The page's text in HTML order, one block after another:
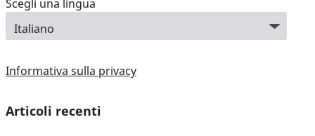
Scegli una lingua
Informativa sulla privacy
Articoli recenti